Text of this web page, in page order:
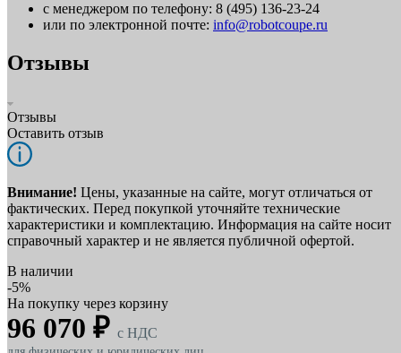
с менеджером по телефону: 8 (495) 136-23-24
или по электронной почте: info@robotcoupe.ru
Отзывы
Отзывы
Оставить отзыв
Внимание! Цены, указанные на сайте, могут отличаться от
фактических. Перед покупкой уточняйте технические
характеристики и комплектацию. Информация на сайте носит
справочный характер и не является публичной офертой.
В наличии
-5%
На покупку через корзину
96 070 ₽ c НДС